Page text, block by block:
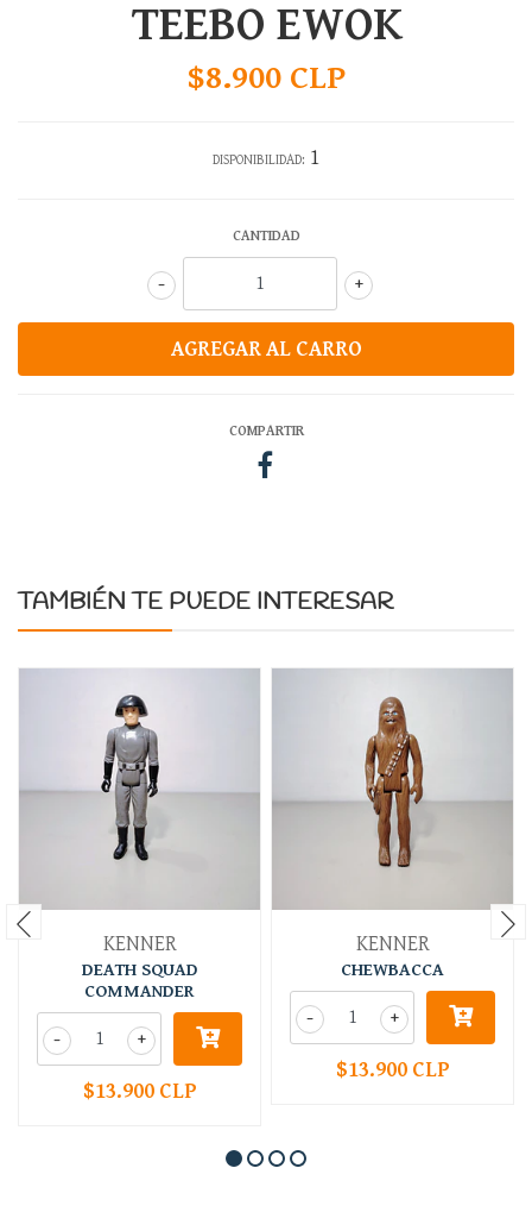
TEEBO EWOK
$8.900 CLP
DISPONIBILIDAD: 1
CANTIDAD
+
-
COMPARTIR
TAMBIÉN TE PUEDE INTERESAR
KENNER
DEATH SQUAD
COMMANDER
+
-
$13.900 CLP
KENNER
CHEWBACCA
+
-
$13.900 CLP